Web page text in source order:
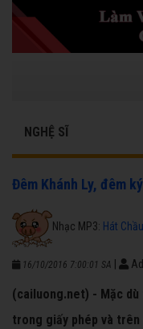
NGHỆ SĨ
Đêm Khánh Ly, đêm
Nhạc MP3: Hát
16/10/2016 7:00:01 SA
(cailuong.net) - Mặc
trong giấy phép và